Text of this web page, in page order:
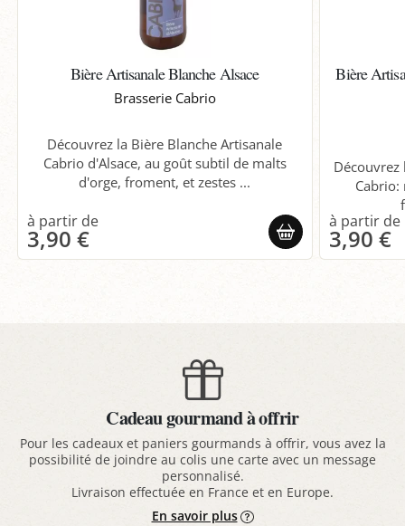
Bière Artisanale Blanche Alsace
Brasserie Cabrio
Découvrez la Bière Blanche Artisanale
Cabrio d'Alsace, au goût subtil de malts
d'orge, froment, et zestes ...
3,90 €
Bière
Cabrio:
3,90 €
Cadeau gourmand à offrir
Pour les cadeaux et paniers gourmands à offrir, vous avez la
possibilité de joindre au colis une carte avec un message
personnalisé.
Livraison effectuée en France et en Europe.
En savoir plus